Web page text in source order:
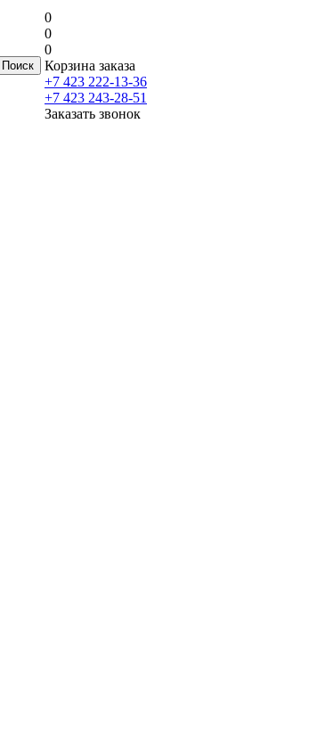
0
0
0
Корзина заказа
+7 423 222-13-36
+7 423 243-28-51
Заказать звонок